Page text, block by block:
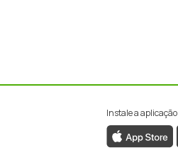
Instale a aplicação